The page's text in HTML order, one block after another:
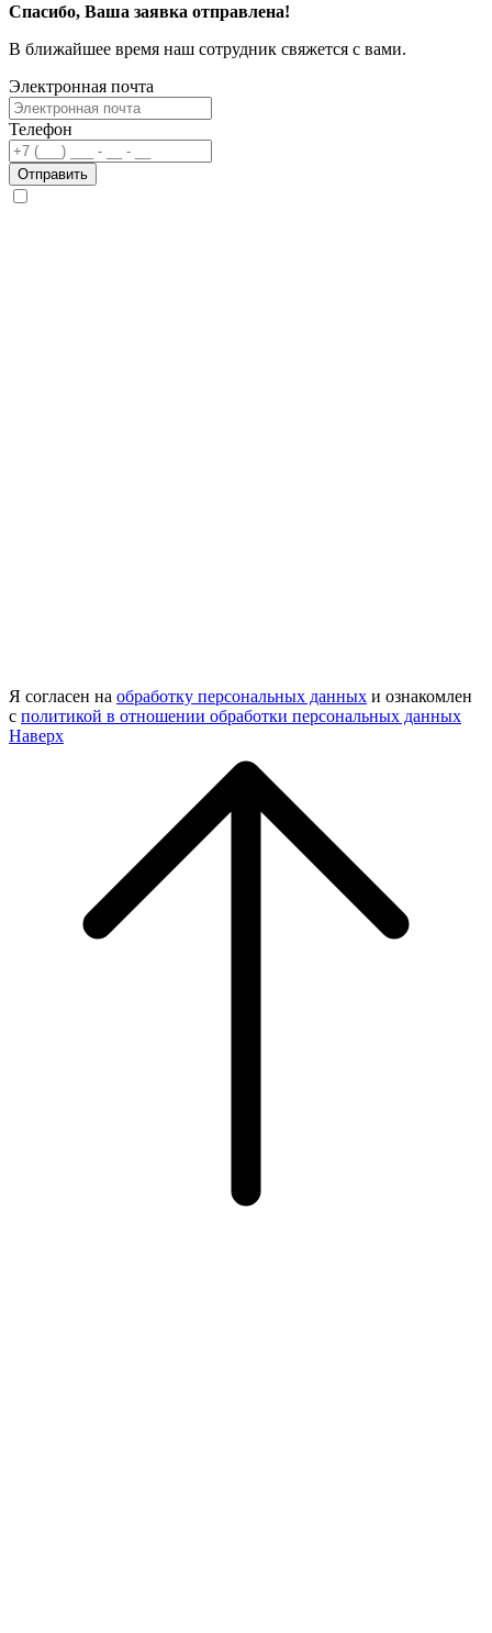
Спасибо, Ваша заявка отправлена!
В ближайшее время наш сотрудник свяжется с вами.
Электронная почта
Телефон
Отправить
Я согласен на обработку персональных данных и ознакомлен
с политикой в отношении обработки персональных данных
Наверх